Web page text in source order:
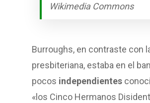
Wikimedia Commons
Burroughs, en contraste con
presbiteriana, estaba en el
pocos independientes
«los Cinco Hermanos